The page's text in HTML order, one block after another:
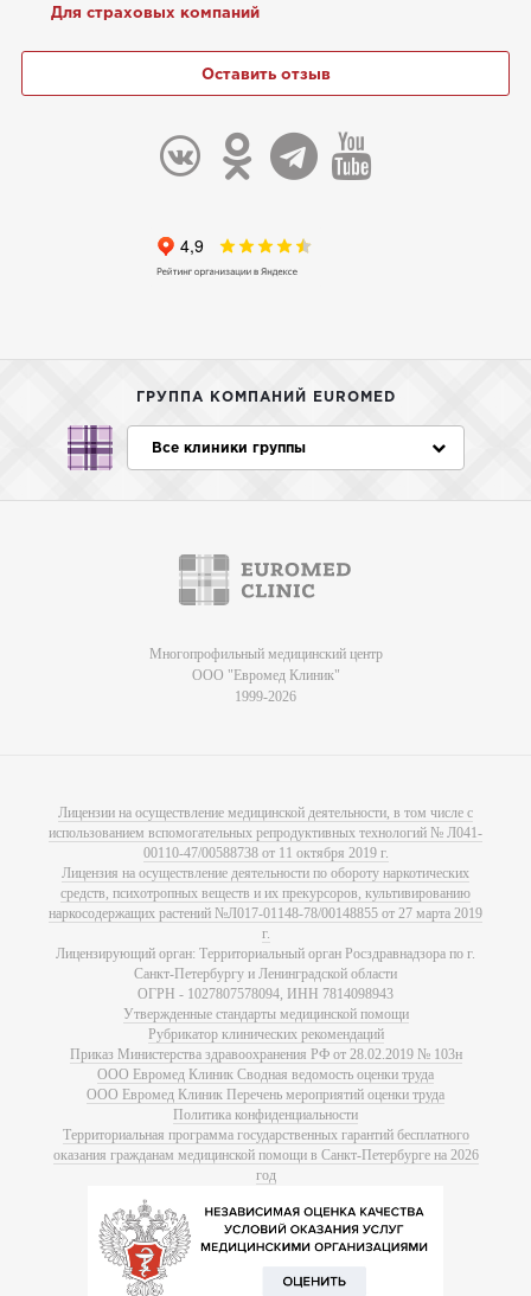
Для страховых компаний
Оставить отзыв
ГРУППА КОМПАНИЙ EUROMED
Все клиники группы
Многопрофильный медицинский центр
ООО "Евромед Клиник"
1999-2026
Лицензии на осуществление медицинской деятельности, в том числе с
использованием вспомогательных репродуктивных технологий № Л041-
00110-47/00588738 от 11 октября 2019 г.
Лицензия на осуществление деятельности по обороту наркотических
средств, психотропных веществ и их прекурсоров, культивированию
наркосодержащих растений №Л017-01148-78/00148855 от 27 марта 2019
г.
Лицензирующий орган: Территориальный орган Росздравнадзора по г.
Санкт-Петербургу и Ленинградской области
ОГРН - 1027807578094, ИНН 7814098943
Утвержденные стандарты медицинской помощи
Рубрикатор клинических рекомендаций
Приказ Министерства здравоохранения РФ от 28.02.2019 № 103н
ООО Евромед Клиник Сводная ведомость оценки труда
ООО Евромед Клиник Перечень мероприятий оценки труда
Политика конфиденциальности
Территориальная программа государственных гарантий бесплатного
оказания гражданам медицинской помощи в Санкт-Петербурге на 2026
год